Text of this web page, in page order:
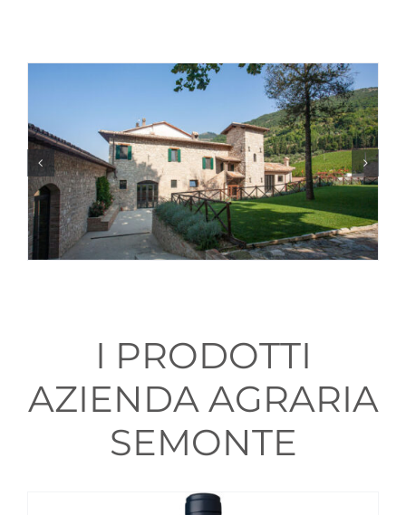
I PRODOTTI
AZIENDA AGRARIA
SEMONTE